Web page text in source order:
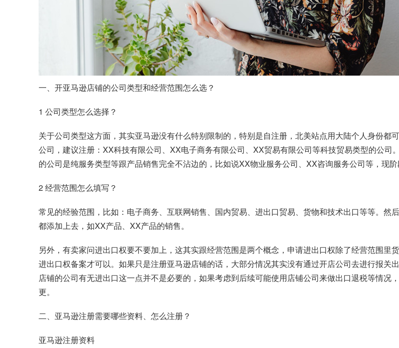
一、开亚马逊店铺的公司类型和经营范围怎么选？
1 公司类型怎么选择？
关于公司类型这方面，其实亚马逊没有什么特别限制的，特别是自注册，北美站点用大陆个人身份都
公司，建议注册：XX科技有限公司、XX电子商务有限公司、XX贸易有限公司等科技贸易类型的公
的公司是纯服务类型等跟产品销售完全不沾边的，比如说XX物业服务公司、XX咨询服务公司等，现阶
2 经营范围怎么填写？
常见的经验范围，比如：电子商务、互联网销售、国内贸易、进出口贸易、货物和技术出口等等。然
都添加上去，如XX产品、XX产品的销售。
另外，有卖家问进出口权要不要加上，这其实跟经营范围是两个概念，申请进出口权除了经营范围
进出口权备案才可以。如果只是注册亚马逊店铺的话，大部分情况其实没有通过开店公司去进行报
店铺的公司有无进出口这一点并不是必要的，如果考虑到后续可能使用店铺公司来做出口退税等情
更。
二、亚马逊注册需要哪些资料、怎么注册？
亚马逊注册资料